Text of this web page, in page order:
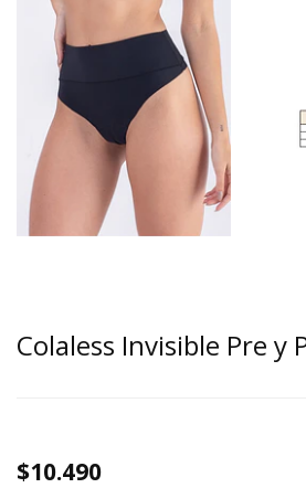
Colaless Invisible Pre y
$10.490